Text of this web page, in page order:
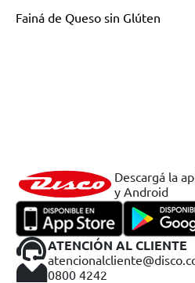
Fainá de Queso sin Glúten
Descargá la
y Android
ATENCIÓN AL CLIENTE
0800 4242